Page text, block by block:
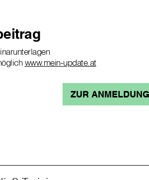
www.mein-update.at
ZUR ANMELDUNG